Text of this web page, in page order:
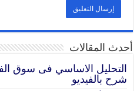
أحدث المقالات
التحليل الاساسي فى سوق
شرح بالفيديو